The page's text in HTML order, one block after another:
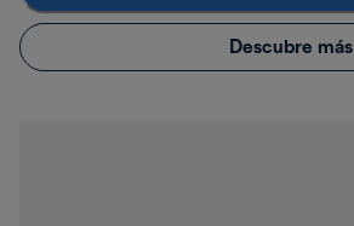
Descubre más